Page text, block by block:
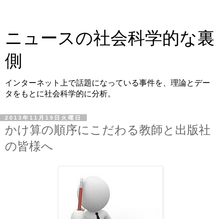
ニュースの社会科学的な裏
側
インターネット上で話題になっている事件を、理論とデー
タをもとに社会科学的に分析。
2013年11月19日火曜日
かけ算の順序にこだわる教師と出版社
の皆様へ